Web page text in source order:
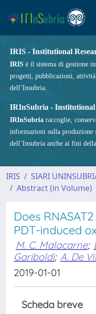
IRIS - Institutional
IRIS è il sistema di gestione
progetti, pubblicazioni,
dell’Insubria.
IRInSubria -
IRInSubria raccoglie,
informazioni sulla
dell’Insubria anche ai fini
IRIS SIARI
Abstract (in Volume)
Does
PDT-induced
M. C. Malacarne;
Gariboldi; A. De
2019-01-01
Scheda breve